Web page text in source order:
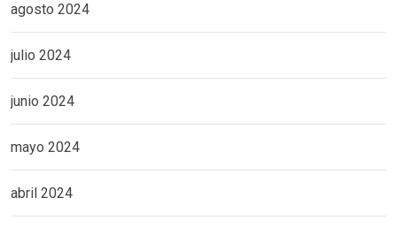
agosto 2024
julio 2024
junio 2024
mayo 2024
abril 2024